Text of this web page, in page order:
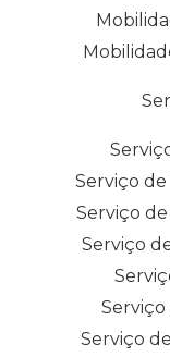
Serviço
Serviço
Serviço
Serviço